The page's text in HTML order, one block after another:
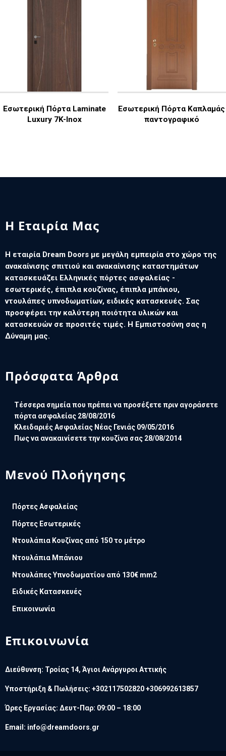
Εσωτερική Πόρτα Laminate
Luxury 7K-Inox
Εσωτερική Πόρτα Καπλαμάς
παντογραφικό
Η Εταιρία Μας
Η εταιρία Dream Doors με μεγάλη εμπειρία στο χώρο της
ανακαίνισης σπιτιού και ανακαίνισης καταστημάτων
κατασκευάζει Ελληνικές πόρτες ασφαλείας -
εσωτερικές, έπιπλα κουζίνας, έπιπλα μπάνιου,
ντουλάπες υπνοδωματίων, ειδικές κατασκευές. Σας
προσφέρει την καλύτερη ποιότητα υλικών και
κατασκευών σε προσιτές τιμές. Η Εμπιστοσύνη σας η
Δύναμη μας.
Πρόσφατα Άρθρα
Τέσσερα σημεία που πρέπει να προσέξετε πριν αγοράσετε
πόρτα ασφαλείας 28/08/2016
Κλειδαριές Ασφαλείας Νέας Γενιάς 09/05/2016
Πως να ανακαινίσετε την κουζίνα σας 28/08/2014
Μενού Πλοήγησης
Πόρτες Ασφαλείας
Πόρτες Εσωτερικές
Ντουλάπια Κουζίνας από 150 το μέτρο
Ντουλάπια Μπάνιου
Ντουλάπες Υπνοδωματίου από 130€ mm2
Ειδικές Κατασκευές
Επικοινωνία
Επικοινωνία
Διεύθυνση: Τροίας 14, Άγιοι Ανάργυροι Αττικής
Υποστήριξη & Πωλήσεις: +302117502820 +306992613857
Ώρες Εργασίας: Δευτ-Παρ: 09:00 – 18:00
Email: info@dreamdoors.gr